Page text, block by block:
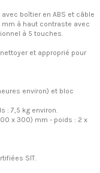
boîtier en ABS et câble
mm à haut contraste avec
à 5 touches.
et approprié pour
environ) et bloc
: 7,5 kg environ.
x 300) mm - poids : 2 x
SIT.